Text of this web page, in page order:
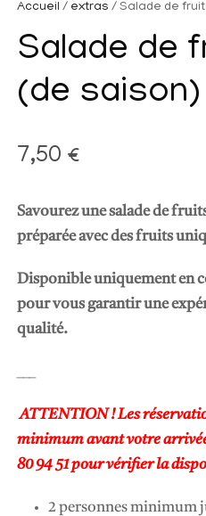
Accueil / extras / Salade de
Salade de
(de saison)
7,50 €
Savourez unesalade de
préparée avec des fruits
Disponible uniquement en
pour vous garantir une
qualité.
ATTENTION ! Les
minimum avant votre
80 94 51 pour vérifier la
2 personnes minimum